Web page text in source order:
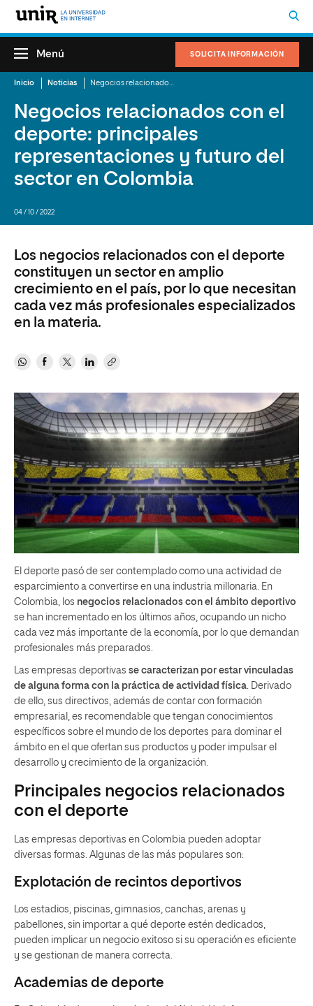
SOLICITA INFORMACIÓN
Menú
Inicio Noticias
Negocios relacionados con el
deporte: principales
representaciones y futuro del
sector en Colombia
04 / 10 / 2022
Los negocios relacionados con el deporte
constituyen un sector en amplio
crecimiento en el país, por lo que necesitan
cada vez más profesionales especializados
en la materia.
El deporte pasó de ser contemplado como una actividad de
esparcimiento a convertirse en una industria millonaria. En
Colombia, los negocios relacionados con el ámbito deportivo
se han incrementado en los últimos años, ocupando un nicho
cada vez más importante de la economía, por lo que demandan
profesionales más preparados.
Las empresas deportivas se caracterizan por estar vinculadas
de alguna forma con la práctica de actividad física . Derivado
de ello, sus directivos, además de contar con formación
empresarial, es recomendable que tengan conocimientos
específicos sobre el mundo de los deportes para dominar el
ámbito en el que ofertan sus productos y poder impulsar el
desarrollo y crecimiento de la organización.
Principales negocios relacionados
con el deporte
Las empresas deportivas en Colombia pueden adoptar
diversas formas. Algunas de las más populares son:
Explotación de recintos deportivos
Los estadios, piscinas, gimnasios, canchas, arenas y
pabellones, sin importar a qué deporte estén dedicados,
pueden implicar un negocio exitoso si su operación es eficiente
y se gestionan de manera correcta.
Academias de deporte